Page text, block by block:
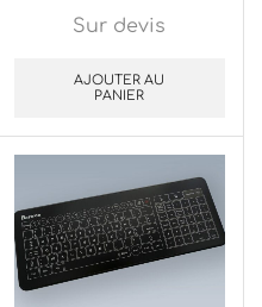
Sur devis
AJOUTER AU
PANIER